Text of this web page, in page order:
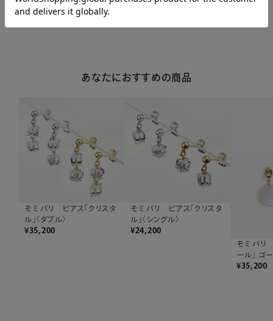
あなたにおすすめの商品
モミ パリ ピアス「クリスタ
ル」〈ダブル〉
¥35,200
モミ パリ ピアス「クリスタ
ル」〈シングル〉
¥24,200
モミ パリ
ール」 ゴ
¥35,200